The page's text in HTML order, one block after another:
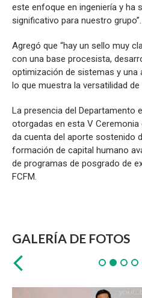
este enfoque en ingeniería y ha
significativo para nuestro grupo”.
Agregó que “hay un sello muy
con una base procesista,
optimización de sistemas y una
lo que muestra la versatilidad de
La presencia del Departamento
otorgadas en esta V Ceremonia
da cuenta del aporte sostenido
formación de capital humano
de programas de posgrado de
FCFM.
GALERÍA DE FOTOS